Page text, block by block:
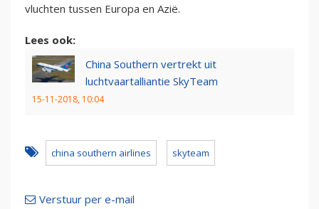
vluchten tussen Europa en Azië.
Lees ook:
China Southern vertrekt uit
luchtvaartalliantie SkyTeam
15-11-2018, 10:04
china southern airlines skyteam
Verstuur per e-mail